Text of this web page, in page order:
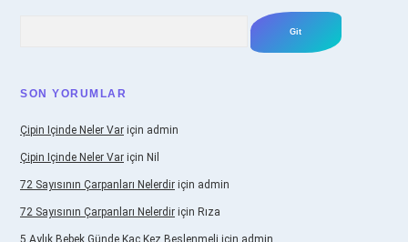
SON YORUMLAR
Çipin Içinde Neler Var için admin
Çipin Içinde Neler Var için Nil
72 Sayısının Çarpanları Nelerdir için admin
72 Sayısının Çarpanları Nelerdir için Rıza
5 Aylık Bebek Günde Kaç Kez Beslenmeli için admin